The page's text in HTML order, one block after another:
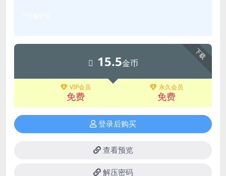
下载
15.5金币
VIP会员
免费
永久会员
免费
登录后购买
查看预览
解压密码